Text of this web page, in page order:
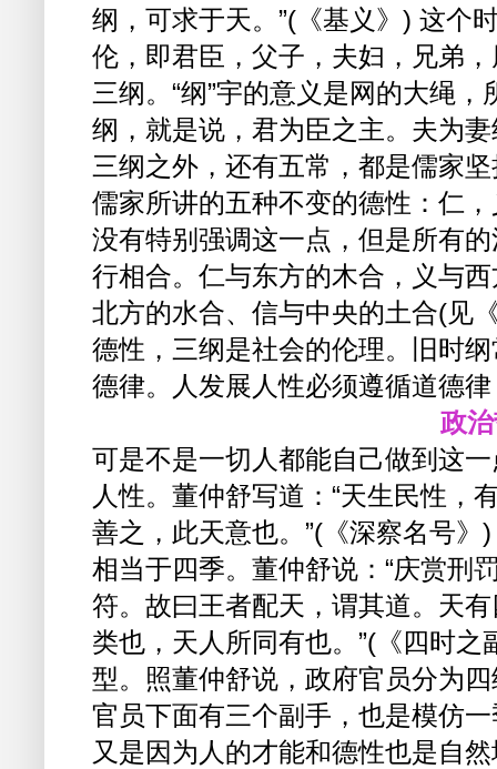
纲，可求于天。”(《基义》) 这个
伦，即君臣，父子，夫妇，兄弟
三纲。“纲”宇的意义是网的大绳
纲，就是说，君为臣之主。夫为
三纲之外，还有五常，都是儒家
儒家所讲的五种不变的德性：仁
没有特别强调这一点，但是所有
行相合。仁与东方的木合，义与
北方的水合、信与中央的土合(见
德性，三纲是社会的伦理。旧时
德律。人发展人性必须遵循道德
政
可是不是一切人都能自己做到这
人性。董仲舒写道：“天生民性，
善之，此天意也。”(《深察名号》
相当于四季。董仲舒说：“庆赏刑
符。故曰王者配天，谓其道。天
类也，天人所同有也。”(《四时
型。照董仲舒说，政府官员分为
官员下面有三个副手，也是模仿
又是因为人的才能和德性也是自